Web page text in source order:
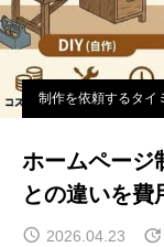
制作を依頼するタイ
ホームページ
との違いを費
2026.04.23